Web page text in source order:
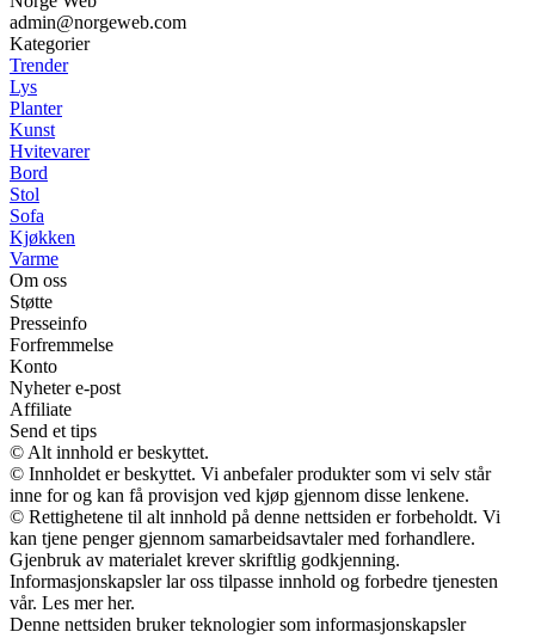
admin@norgeweb.com
Kategorier
Trender
Lys
Planter
Kunst
Hvitevarer
Bord
Stol
Sofa
Kjøkken
Varme
Om oss
Støtte
Presseinfo
Forfremmelse
Konto
Nyheter e-post
Affiliate
Send et tips
© Alt innhold er beskyttet.
© Innholdet er beskyttet. Vi anbefaler produkter som vi selv står
inne for og kan få provisjon ved kjøp gjennom disse lenkene.
© Rettighetene til alt innhold på denne nettsiden er forbeholdt. Vi
kan tjene penger gjennom samarbeidsavtaler med forhandlere.
Gjenbruk av materialet krever skriftlig godkjenning.
Informasjonskapsler lar oss tilpasse innhold og forbedre tjenesten
vår. Les mer her.
Denne nettsiden bruker teknologier som informasjonskapsler